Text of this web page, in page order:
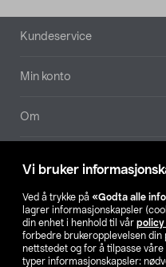
Vi bruker
Ved å trykke på «Godta alle
lagrer informasjonskapsler
din enhet i henhold til vår policy
forbedre brukeropplevelsen din
nettstedet og for å tilpasse
typer informasjonskapsler:
Bunntekst
Kundeservice
Min konto
Om
Våre selskaper